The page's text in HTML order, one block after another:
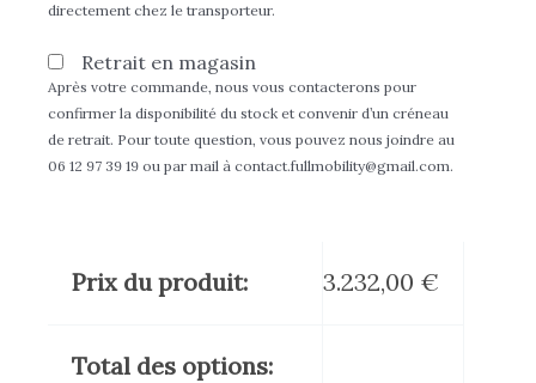
directement chez le transporteur.
Retrait en magasin
Après votre commande, nous vous contacterons pour
confirmer la disponibilité du stock et convenir d’un créneau
de retrait. Pour toute question, vous pouvez nous joindre au
06 12 97 39 19 ou par mail à contact.fullmobility@gmail.com.
Prix du produit: 3.232,00 €
Total des options: